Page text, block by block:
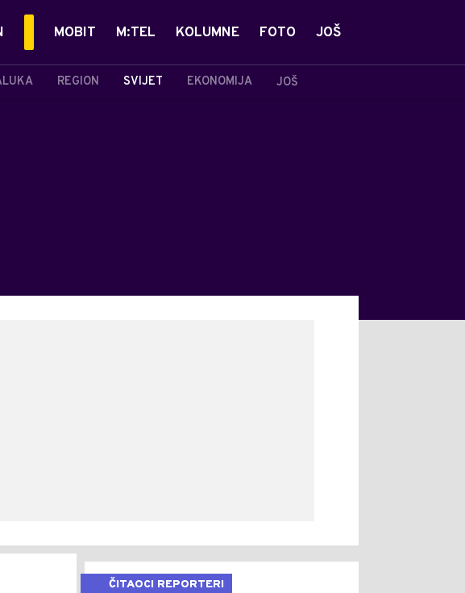
REGION SVIJET EKONOMIJA JOŠ
MOBIT M:TEL KOLUMNE FOTO JOŠ
ČITAOCI REPORTERI